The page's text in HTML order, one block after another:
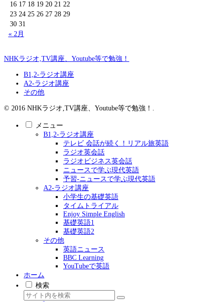
16 17 18 19 20 21 22
23 24 25 26 27 28 29
30 31
« 2月
NHKラジオ,TV講座、Youtube等で勉強！
B1,2-ラジオ講座
A2-ラジオ講座
その他
© 2016 NHKラジオ,TV講座、Youtube等で勉強！.
メニュー
B1,2-ラジオ講座
テレビ 会話が続く！リアル旅英語
ラジオ英会話
ラジオビジネス英会話
ニュースで学ぶ現代英語
予習-ニュースで学ぶ現代英語
A2-ラジオ講座
小学生の基礎英語
タイムトライアル
Enjoy Simple English
基礎英語1
基礎英語2
その他
英語ニュース
BBC Learning
YouTubeで英語
ホーム
検索